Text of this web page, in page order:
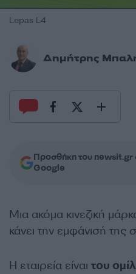
Lepas L4
Δημήτρης
Προσθήκη του newsit.gr
Google
Μια ακόμα κινεζική
κάνει την εμφάνισή της
Η εταιρεία είναι του